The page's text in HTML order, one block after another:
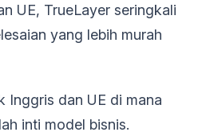
UE, TrueLayer seringkali
yang lebih murah
Inggris dan UE di mana
inti model bisnis.